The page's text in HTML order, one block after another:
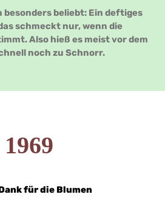
besonders beliebt: Ein deftiges
schmeckt nur, wenn die
Also hieß es meist vor dem
noch zu Schnorr.
1969
für die Blumen